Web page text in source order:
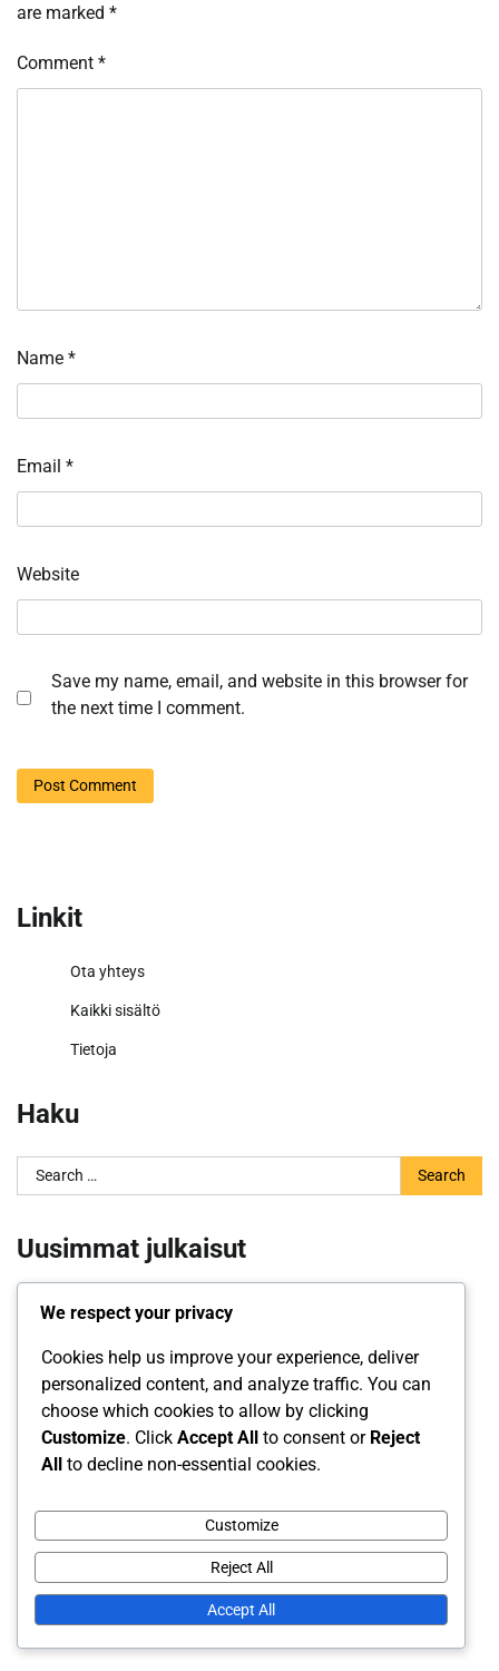
are marked *
Comment *
Name *
Email *
Website
Save my name, email, and website in this browser for
the next time I comment.
Linkit
Ota yhteys
Kaikki sisältö
Tietoja
Haku
Search
for:
Uusimmat julkaisut
Budjetointitekniikat: Teknologiset työkalut, Ohjelmistot,
Analytiikka
Kassavirran Ennustaminen: Taloudellinen suunnittelu,
Kassavirran ennustamisen parhaat käytännöt
Budjetointitekniikat: Taloudelliset tavoitteet,
Liiketoimintastrategiat, Kassavirran kehitys
Asiakaskäyttäytyminen, Taloudelliset indikaattorit
hallintatyökalut, Tulosennusteet
Kategoriat
We respect your privacy
Cookies help us improve your experience, deliver
personalized content, and analyze traffic. You can
choose which cookies to allow by clicking
Customize. Click Accept All to consent or Reject
All to decline non-essential cookies.
Customize
Reject All
Accept All